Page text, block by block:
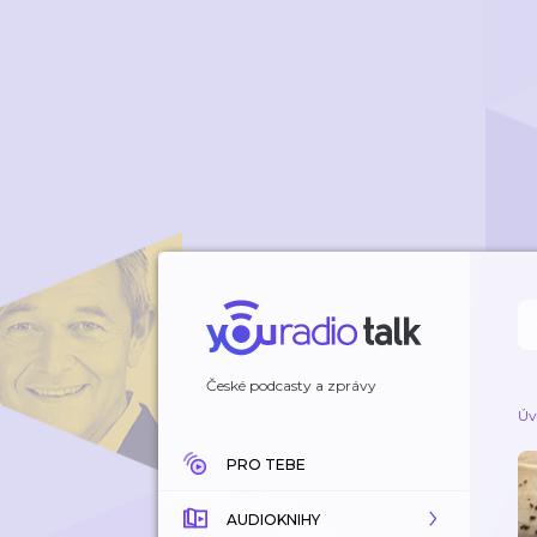
České podcasty a zprávy
PRO TEBE
AUDIOKNIHY